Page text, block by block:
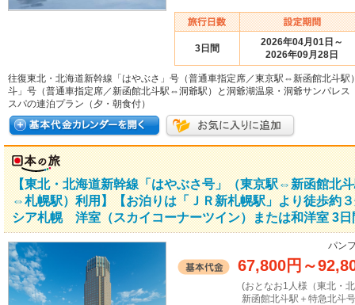
3日間
2026年04月01日～
2026年09月28日
往復東北・北海道新幹線「はやぶさ」号（普通車指定席／東京駅⇔新函館北斗駅
斗」号（普通車指定席／新函館北斗駅⇔洞爺駅）と洞爺湖温泉・洞爺サンパレ
スパの連泊プラン（夕・朝食付）
【東北・北海道新幹線「はやぶさ号」（東京駅⇔新函館北
⇔札幌駅）利用】【お泊りは「ＪＲ新札幌駅」より徒歩約
シア札幌 洋室（スカイコーナーツイン）または和洋室 3日
パン
67,800円 ～
(おとなお1人様（東北・
新函館北斗駅＋特急北斗